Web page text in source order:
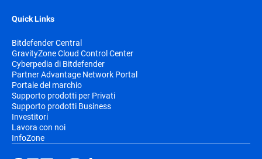
Quick Links
Bitdefender Central
GravityZone Cloud Control Center
Cyberpedia di Bitdefender
Partner Advantage Network Portal
Portale del marchio
Supporto prodotti per Privati
Supporto prodotti Business
Investitori
Lavora con noi
InfoZone